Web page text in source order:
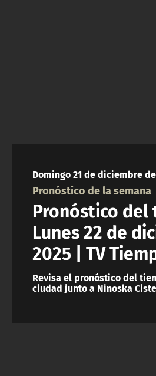
Domingo 21 de diciembre
Pronóstico de la semana
Pronóstico del
Lunes 22 de
2025 | TV
Revisa el pronóstico del
ciudad junto a Ninoska